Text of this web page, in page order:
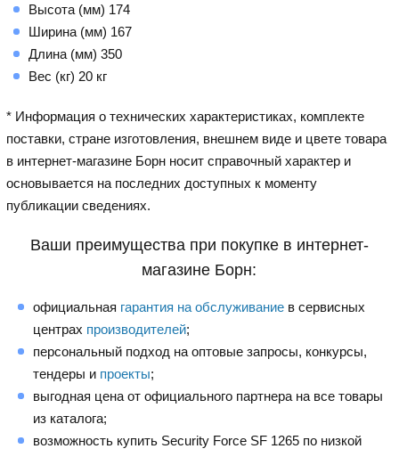
Высота (мм) 174
Ширина (мм) 167
Длина (мм) 350
Вес (кг) 20 кг
* Информация о технических характеристиках, комплекте
поставки, стране изготовления, внешнем виде и цвете товара
в интернет-магазине Борн носит справочный характер и
основывается на последних доступных к моменту
публикации сведениях.
Ваши преимущества при покупке в интернет-
магазине Борн:
официальная гарантия на обслуживание в сервисных
центрах производителей;
персональный подход на оптовые запросы, конкурсы,
тендеры и проекты;
выгодная цена от официального партнера на все товары
из каталога;
возможность купить Security Force SF 1265 по низкой